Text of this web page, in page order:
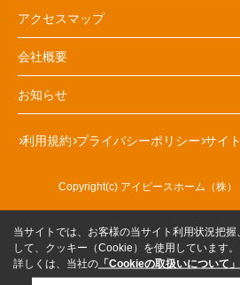
アクセスマップ
会社概要
お知らせ
利用規約 プライバシーポリシー サイ
Copyright(c) アイピースホーム（株
当サイトでは、お客様の当サイト利用状況把
して、クッキー（Cookie）を使用しています。
詳しくは、当社の 「Cookieの取扱いについて」